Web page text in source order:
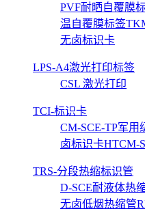
PVF耐晒自覆膜
温自覆膜标签
无卤标识卡
LPS-A4激光打印标签
CSL 激光打印
TCI-标识卡
CM-SCE-TP军用
卤标识卡HTCM-
TRS-分段热缩标识管
D-SCE耐液体热
无卤低烟热缩管